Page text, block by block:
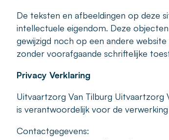
De teksten en afbeeldingen op deze
intellectuele eigendom. Deze
gewijzigd noch op een andere
zonder voorafgaande schriftelijke
Privacy Verklaring
Uitvaartzorg Van Tilburg Uitvaartzorg
is verantwoordelijk voor de
Contactgegevens: